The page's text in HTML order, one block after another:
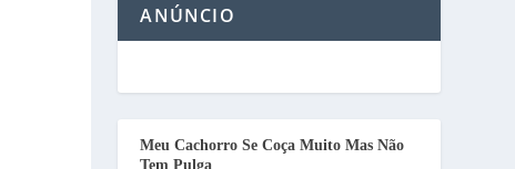
ANÚNCIO
Meu Cachorro Se Coça Muito Mas Não
Tem Pulga